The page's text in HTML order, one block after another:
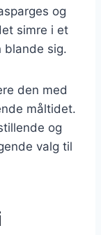
og
simre i et
blande sig.
den med
måltidet.
og
valg til